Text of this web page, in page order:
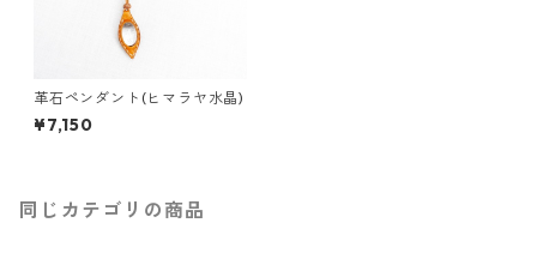
革石ペンダント(ヒマラヤ水晶)
¥7,150
同じカテゴリの商品